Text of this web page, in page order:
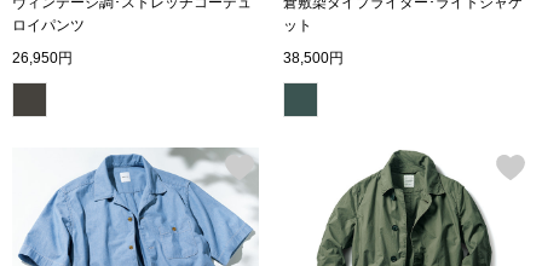
プ
おすすめブラ
カンタベリー
ロイパンツ
26,950円
ット
38,500円